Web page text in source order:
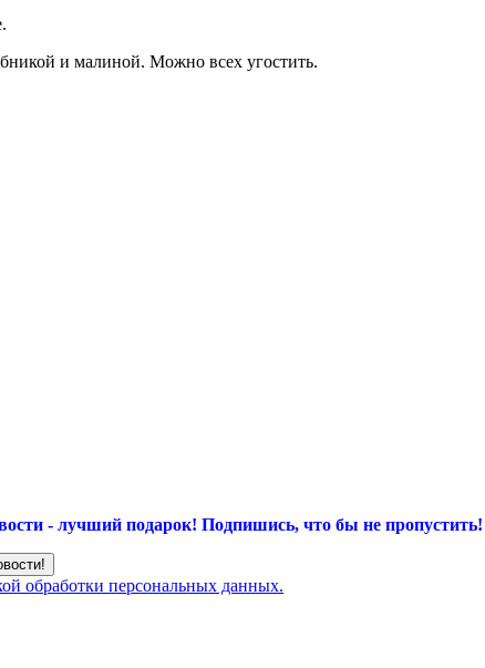
и малиной. Можно всех угостить.
- лучший подарок! Подпишись, что бы не пропустить!
обработки персональных данных.